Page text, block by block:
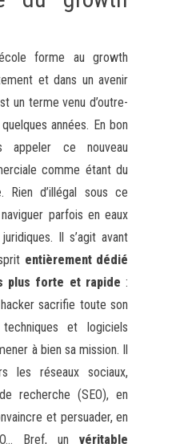
forme au growth
et dans un avenir
un terme venu d’outre-
années. En bon
appeler ce nouveau
comme étant du
. Rien d’illégal sous ce
parfois en eaux
Il s’agit avant
entièrement dédié
plus forte et rapide :
sacrifie toute son
et logiciels
à bien sa mission. Il
réseaux sociaux,
recherche (SEO), en
et persuader, en
Bref, un véritable